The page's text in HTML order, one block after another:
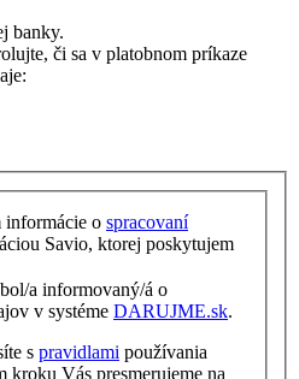
banky.
či sa v platobnom príkaze
informácie o spracovaní
Savio, ktorej poskytujem
a informovaný/á o
v systéme DARUJME.sk.
s pravidlami používania
kroku Vás presmerujeme na